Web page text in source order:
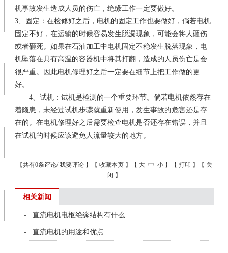
机事故发生造成人员的伤亡，绝缘工作一定要做好。
3、固定：在检修好之后，电机的固定工作也要做好，倘若电机
固定不好，在运输的时候容易发生脱漏现象，可能会将人砸伤
或者砸死。如果在石油加工中电机固定不稳发生脱落现象，电
机坠落在具有高温的容器机中将其打翻，造成的人员伤亡是会
很严重。因此电机修理好之后一定要在细节上把工作做的更
好。
4、试机：试机是检测的一个重要环节。倘若电机依然存在
着隐患，未经过试机步骤就重新使用，发生事故的危害还是存
在的。在电机修理好之后需要检查电机是否还存在错误，并且
在试机的时候应该避免人流量较大的地方。
【共有0条评论/ 我要评论 】【 收藏本页 】【 大 中 小 】【 打印 】【 关
闭 】
相关新闻
直流电机电枢绝缘结构有什么
直流电机的用途和优点